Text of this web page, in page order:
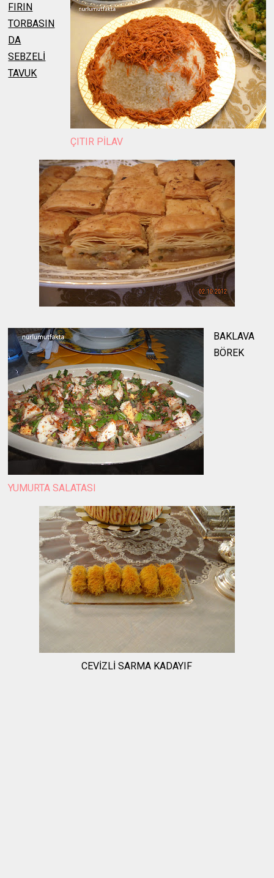
ÇITIR PİLAV
FIRIN
TORBASIN
DA
SEBZELİ
TAVUK
YUMURTA SALATASI
BAKLAVA
BÖREK
CEVİZLİ SARMA KADAYIF